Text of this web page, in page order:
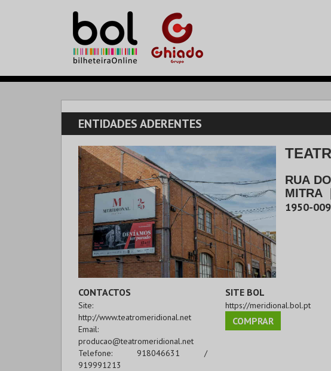
ENTIDADES ADERENTES
RUA
MITRA
1950-009
CONTACTOS
Site:
http://www.teatromeridional.net
Email:
producao@teatromeridional.net
Telefone: 918046631 /
919991213
SITE BOL
https://meridional.bol.pt
COMPRAR